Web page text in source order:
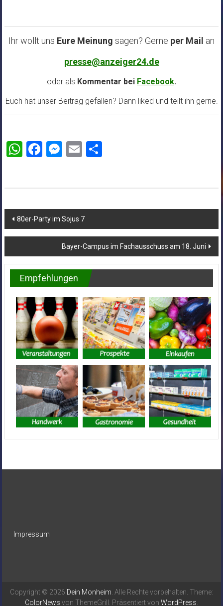
Ihr wollt uns Eure Meinung sagen? Gerne per Mail an
presse@anzeiger24.de
oder als Kommentar bei Facebook.
Euch hat unser Beitrag gefallen? Dann liked und teilt ihn gerne.
WhatsApp
Facebook
Messenger
EmailTeilen
Beitragsnavigation
80er-Party im Sojus 7
Bayer-Campus im Fachausschuss am 18. Juni
Empfehlungen
Impressum
Copyright © 2026 Dein Monheim . Alle Rechte vorbehalten. Theme:
ColorNews von ThemeGrill. Präsentiert von WordPress